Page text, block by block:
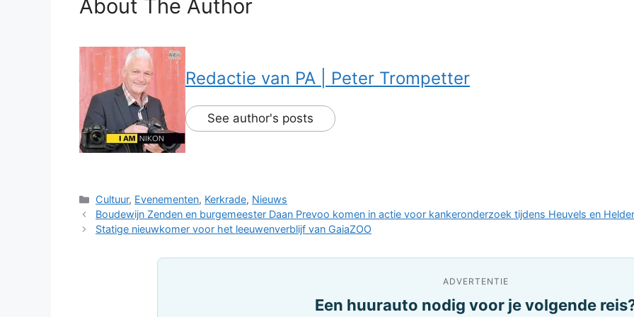
About The Author
Redactie van PA | Peter Trompetter
See author's posts
Categorieën
Cultuur, Evenementen, Kerkrade, Nieuws
Boudewijn Zenden en burgemeester Daan Prevoo komen in actie voor kankeronderzoek tijdens Heuvels en
Statige nieuwkomer voor het leeuwenverblijf van GaiaZOO
ADVERTENTIE
Een huurauto nodig voor je volgende